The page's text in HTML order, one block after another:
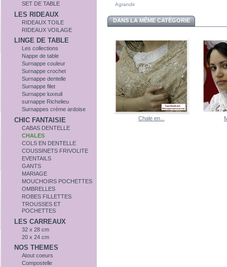
SET DE TABLE
LES RIDEAUX
RIDEAUX TOILE
RIDEAUX VOILAGE
LINGE DE TABLE
Les collections
Nappe de table
Surnappe couleur
Surnappe crochet
Surnappe dentelle
Surnappe filet
Surnappe luxeuil
surnappe Richelieu
Surnappes créme ardoise
CHIC FANTAISIE
CABAS DENTELLE
CHALES
COLS EN DENTELLE
COUSSINETS FRIVOLITE
EVENTAILS
GANTS
MARIAGE
MOUCHOIRS POCHETTES
OMBRELLES
ROBES FILLETTES
TROUSSES ET
POCHETTES
LES CARREAUX
32 x 28 cm
20 x 24 cm
NOS THEMES
Atout coeurs
Compostelle
Agrandir
DANS LA MÊME CATÉGORIE
Chale en...